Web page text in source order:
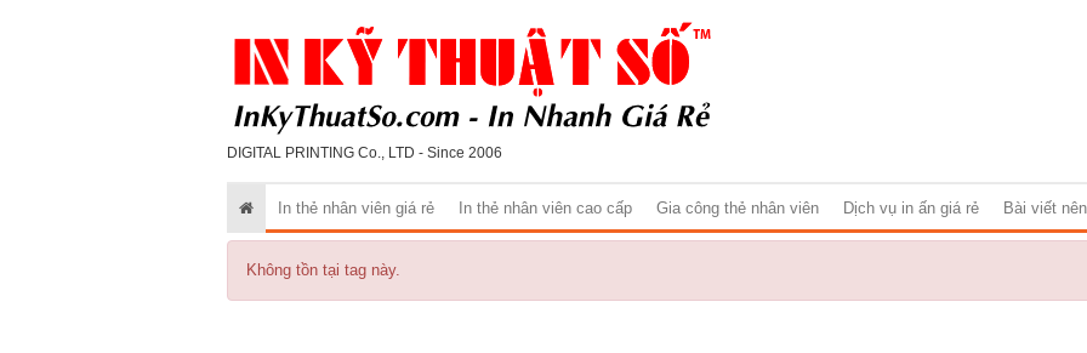
DIGITAL PRINTING Co., LTD - Since 2006
In thẻ nhân viên giá rẻ In thẻ nhân viên cao cấp Gia công thẻ nhân viên Dịch vụ in ấn giá rẻ Bài viết
Không tồn tại tag này.